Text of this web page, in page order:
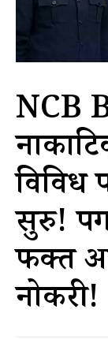
NCB
विविध
सुरु!
फक्त
नोकरी!